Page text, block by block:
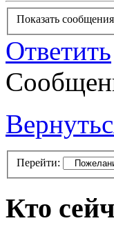
Показать сообщения
Ответить
Перейти:
Кто